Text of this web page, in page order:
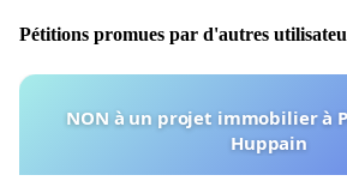
Pétitions promues par d'autres
NON à un projet immobilier à
Huppain